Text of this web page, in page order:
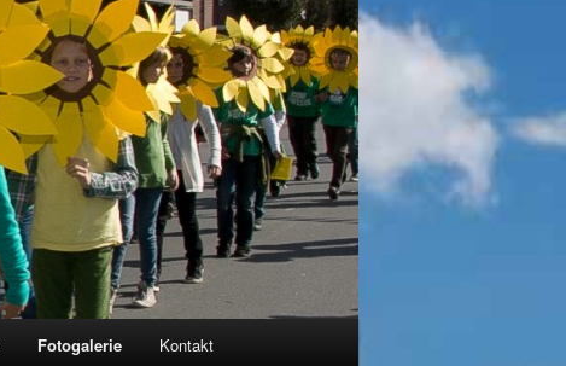
Fotogalerie Kontakt